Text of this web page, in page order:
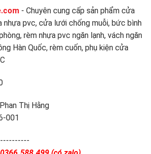
- Chuyên cung cấp sản phẩm cửa
nhựa pvc, cửa lưới chống muỗi, bức bình
rèm nhựa pvc ngăn lạnh, vách ngăn
Hàn Quốc, rèm cuốn, phụ kiện cửa
Thị Hằng
001